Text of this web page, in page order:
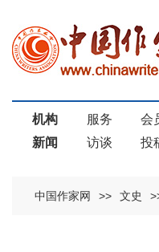
机构 服务 会
新闻
访谈 投
中国作家网 >> 文史